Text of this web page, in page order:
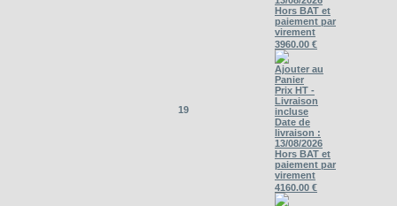
Hors BAT et
paiement par
virement
19
3960.00 €
Ajouter au
Panier
Prix HT -
Livraison
incluse
Date de
livraison :
13/08/2026
Hors BAT et
paiement par
virement
4160.00 €